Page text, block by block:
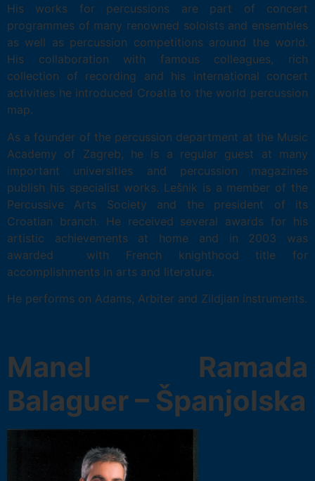
His works for percussions are part of concert
programmes of many renowned soloists and ensembles
as well as percussion competitions around the world.
His collaboration with famous colleagues, rich
collection of recording and his international concert
activities he introduced Croatia to the world percussion
map.
As a founder of the percussion department at the Music
Academy of Zagreb, he is a regular guest at many
important universities and percussion magazines
publish his specialist works. Lešnik is a member of the
Percussive Arts Society and the president of its
Croatian branch. He received several awards for his
artistic achievements at home and in 2003 was
awarded with French knighthood title for
accomplishments in arts and literature.
He performs on Adams, Arbiter and Zildjian instruments.
Manel Ramada
Balaguer – Španjolska